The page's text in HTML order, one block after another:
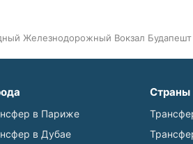
Железнодорожный Вокзал Будапешт
в Париже
в Дубае
Страны